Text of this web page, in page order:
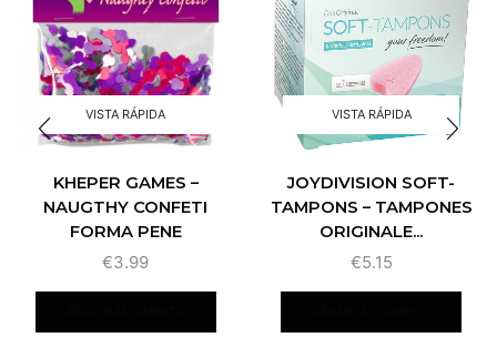
VISTA RÁPIDA
KHEPER GAMES –
NAUGTHY CONFETI
FORMA PENE
€3.99
VISTA RÁPIDA
JOYDIVISION SOFT-
TAMPONS – TAMPONES
ORIGINALE...
€5.15